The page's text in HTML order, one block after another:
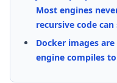
Most engines
recursive code
Docker images
engine compiles to